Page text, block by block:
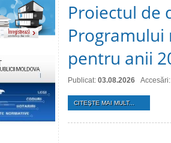
Proiectul de
Programului
pentru anii
Publicat: 03.08.2026
CITEŞTE MAI MULT...